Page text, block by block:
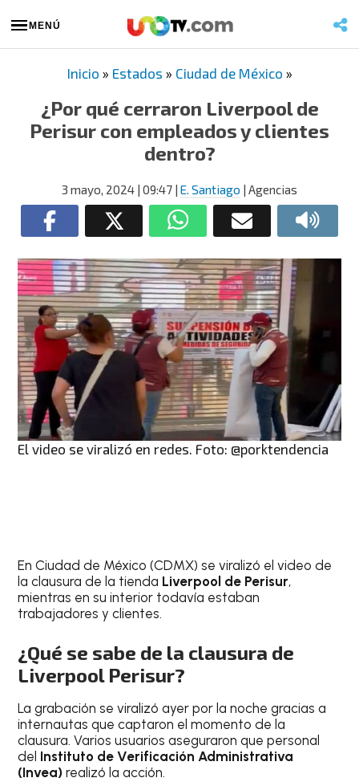
MENÚ
Inicio » Estados » Ciudad de México »
¿Por qué cerraron Liverpool de
Perisur con empleados y clientes
dentro?
3 mayo, 2024 | 09:47 | E. Santiago | Agencias
El video se viralizó en redes. Foto: @porktendencia
En Ciudad de México (CDMX) se viralizó el video de
la clausura de la tienda Liverpool de Perisur,
mientras en su interior todavía estaban
trabajadores y clientes.
¿Qué se sabe de la clausura de
Liverpool Perisur?
La grabación se viralizó ayer por la noche gracias a
internautas que captaron el momento de la
clausura. Varios usuarios aseguraron que personal
del Instituto de Verificación Administrativa
(Invea) realizó la acción.